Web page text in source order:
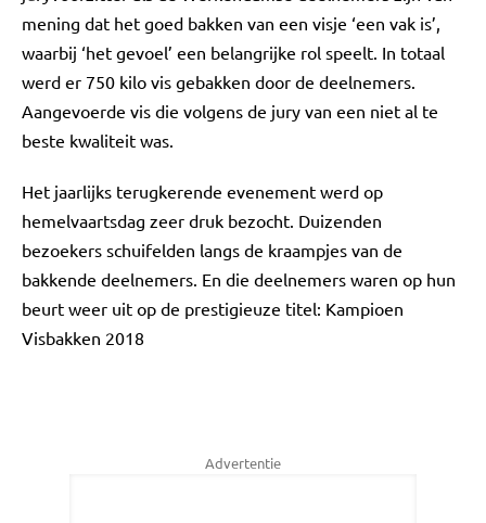
mening dat het goed bakken van een visje ‘een vak is’,
waarbij ‘het gevoel’ een belangrijke rol speelt. In totaal
werd er 750 kilo vis gebakken door de deelnemers.
Aangevoerde vis die volgens de jury van een niet al te
beste kwaliteit was.
Het jaarlijks terugkerende evenement werd op
hemelvaartsdag zeer druk bezocht. Duizenden
bezoekers schuifelden langs de kraampjes van de
bakkende deelnemers. En die deelnemers waren op hun
beurt weer uit op de prestigieuze titel: Kampioen
Visbakken 2018
Advertentie